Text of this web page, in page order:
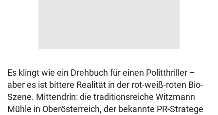
Es klingt wie ein Drehbuch für einen Politthriller –
aber es ist bittere Realität in der rot-weiß-roten Bio-
Szene. Mittendrin: die traditionsreiche Witzmann
Mühle in Oberösterreich, der bekannte PR-Stratege